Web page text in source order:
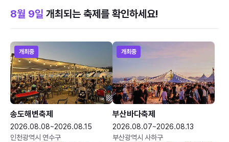
8월 9일 개최되는 축제를 확인하세요!
개최중
송도해변축제
2026.08.08~2026.08.15
인천광역시 연수구
개최중
부산바다축제
2026.08.07~2026.08.13
부산광역시 사하구